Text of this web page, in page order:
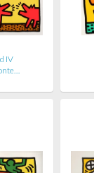
IV